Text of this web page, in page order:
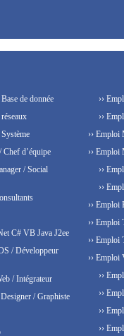
de donnée
Chef d’équipe
/ Social
C# VB Java J2ee
/ Développeur
/ Intégrateur
/ Graphiste
››
››
›› Emploi
›› Emploi
››
››
›› Emploi
›› Emploi
›› Emploi
››
››
››
››
››